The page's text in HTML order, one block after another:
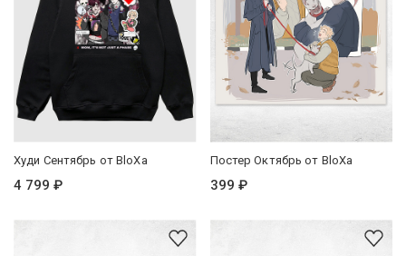
Худи Сентябрь от BloXa
4 799 ₽
Постер Октябрь от BloXa
399 ₽